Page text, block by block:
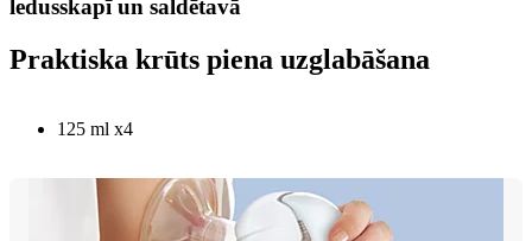
ledusskapī un saldētavā
Praktiska krūts piena uzglabāšana
125 ml x4